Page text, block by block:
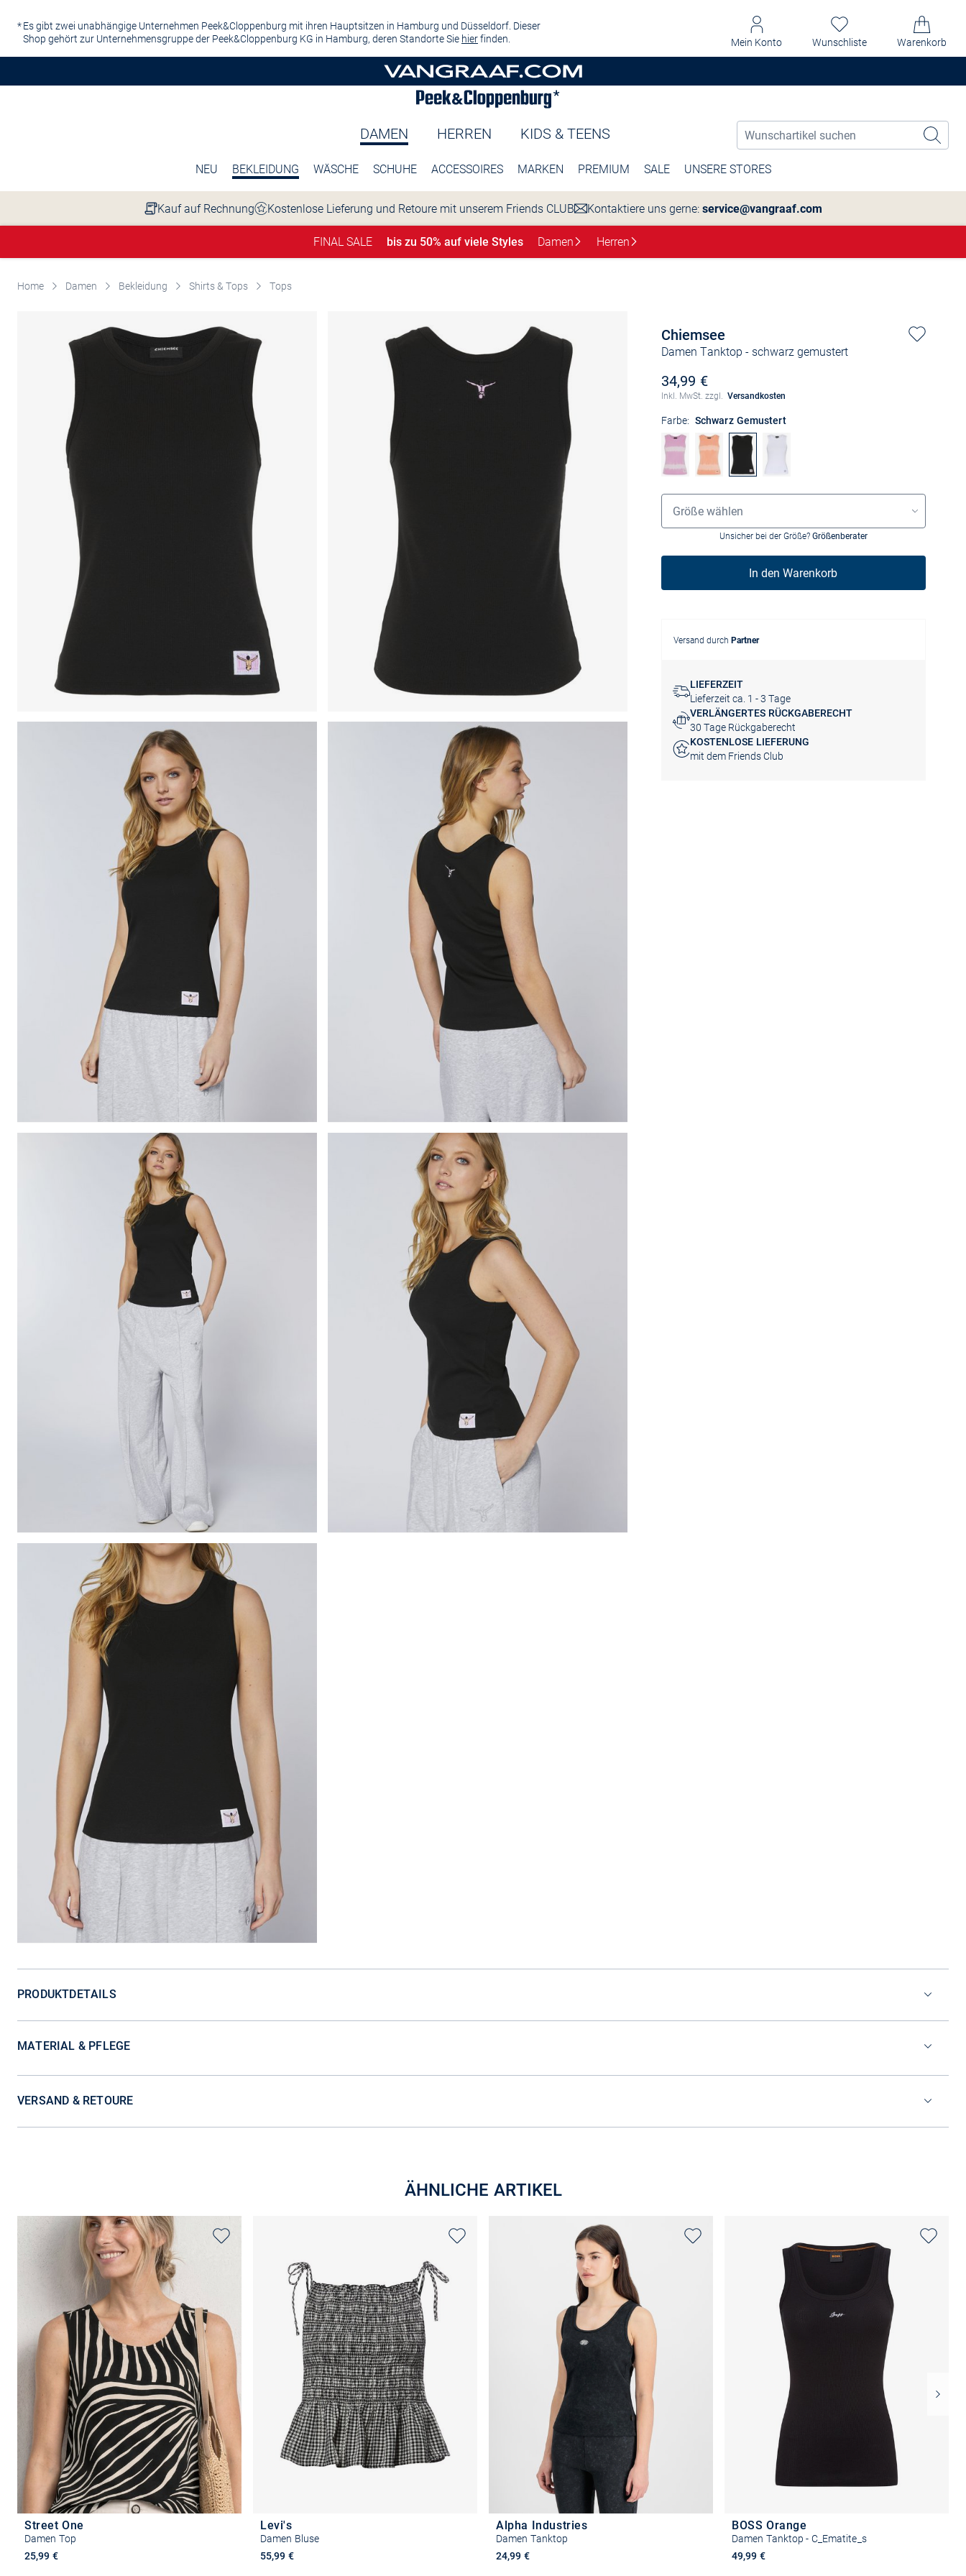
Es gibt zwei unabhängige Unternehmen Peek&Cloppenburg mit ihren Hauptsitzen in Hamburg und Düsseldorf. Dieser
Shop gehört zur Unternehmensgruppe der Peek&Cloppenburg KG in Hamburg, deren Standorte Sie hierfinden. Mein Konto Wunschliste Warenkorb
DAMEN HERREN KIDS & TEENS
NEU BEKLEIDUNG WÄSCHE SCHUHE ACCESSOIRES MARKEN PREMIUM SALE UNSERE STORES
Kauf auf Rechnung Kostenlose Lieferung und Retoure mit unserem Friends CLUB Kontaktiere uns gerne: service@vangraaf.com
FINAL SALE bis zu 50% auf viele Styles Damen Herren
Home Damen Bekleidung Shirts & Tops Tops
Chiemsee
Damen Tanktop - schwarz gemustert
34,99 €
Inkl. MwSt. zzgl. Versandkosten
Farbe: Schwarz Gemustert
Größenauswahl
Größe wählen
Unsicher bei der Größe? Größenberater
In den Warenkorb
Versand durch Partner
LIEFERZEIT
Lieferzeit ca. 1 - 3 Tage
VERLÄNGERTES RÜCKGABERECHT
30 Tage Rückgaberecht
KOSTENLOSE LIEFERUNG
mit dem Friends Club
PRODUKTDETAILS
MATERIAL & PFLEGE
VERSAND & RETOURE
ÄHNLICHE ARTIKEL
Street One
Damen Top
25,99 €
Levi's
Damen Bluse
55,99 €
Alpha Industries
Damen Tanktop
24,99 €
BOSS Orange
Damen Tanktop - C_Ematite_s
49,99 €